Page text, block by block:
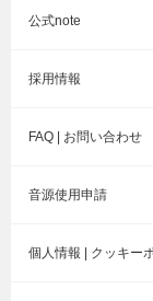
公式note
採用情報
FAQ | お問い合わせ
音源使用申請
個人情報 | クッキー